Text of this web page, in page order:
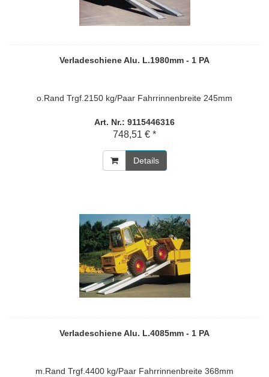
Verladeschiene Alu. L.1980mm - 1 PA
o.Rand Trgf.2150 kg/Paar Fahrrinnenbreite 245mm
Art. Nr.: 9115446316
748,51 € *
Details
Verladeschiene Alu. L.4085mm - 1 PA
m.Rand Trgf.4400 kg/Paar Fahrrinnenbreite 368mm